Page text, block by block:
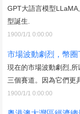
GPT大語言模型
型誕生.
1900/1/1 0:00:00
市場波動劇烈，幣
現在的市場波動劇烈,
三個賽道。因為它們更
1900/1/1 0:00:00